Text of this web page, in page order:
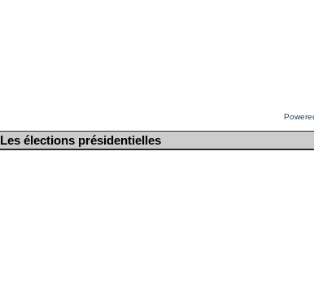
Les élections présidentielles